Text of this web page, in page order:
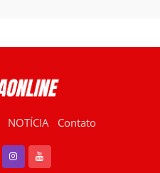
NOTÍCIA Contato